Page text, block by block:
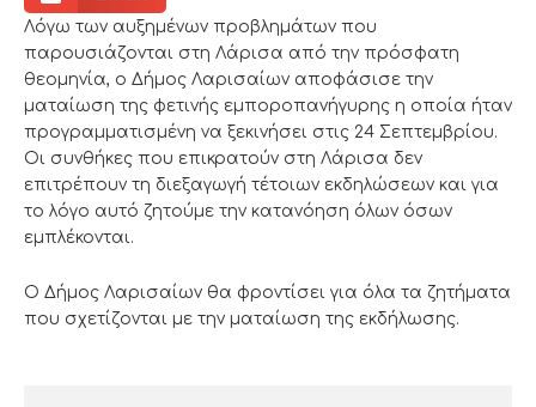
Λόγω των αυξημένων προβλημάτων που
παρουσιάζονται στη Λάρισα από την πρόσφατη
θεομηνία, ο Δήμος Λαρισαίων αποφάσισε την
ματαίωση της φετινής εμποροπανήγυρης η οποία ήταν
προγραμματισμένη να ξεκινήσει στις 24 Σεπτεμβρίου.
Οι συνθήκες που επικρατούν στη Λάρισα δεν
επιτρέπουν τη διεξαγωγή τέτοιων εκδηλώσεων και για
το λόγο αυτό ζητούμε την κατανόηση όλων όσων
εμπλέκονται.
Ο Δήμος Λαρισαίων θα φροντίσει για όλα τα ζητήματα
που σχετίζονται με την ματαίωση της εκδήλωσης.